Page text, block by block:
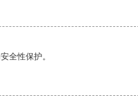
全性保护。